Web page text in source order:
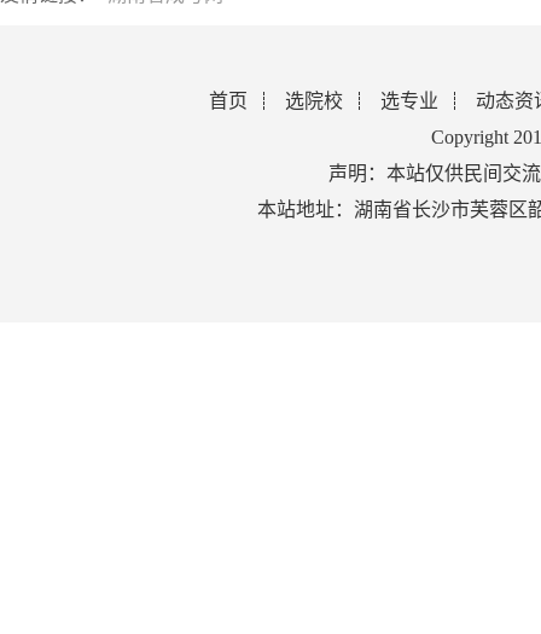
首页 选院校 选专业
动态资
Copyright
声明：本站仅供民间交
本站地址：湖南省长沙市芙蓉区